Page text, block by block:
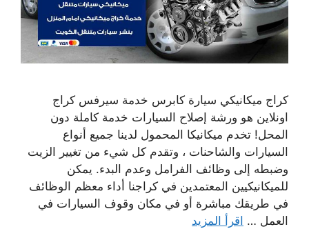
كراج ميكانيكي سيارة كابرس خدمة سيرفس كراج
اونلاين هو ورشة إصلاح السيارات خدمة كاملة دون
المحل! تخدم ميكانيكا المحمول لدينا جميع أنواع
السيارات والشاحنات ، وتقدم كل شيء من تغيير الزيت
وضبطه إلى وظائف الفرامل وعدم البدء. يمكن
للميكانيكيين المعتمدين في كراجنا أداء معظم الوظائف
في طريقك مباشرة أو في مكان وقوف السيارات في
العمل … اقرأ المزيد